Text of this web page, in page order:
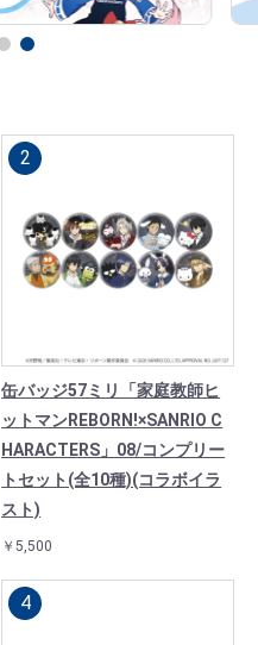
缶バッジ57ミリ「家庭教師ヒ
ットマンREBORN!×SANRIO C
HARACTERS」08/コンプリー
トセット(全10種)(コラボイラ
スト)
￥5,500